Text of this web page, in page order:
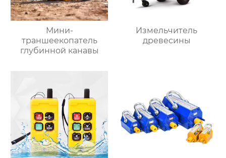
Мини-
траншеекопатель
глубинной канавы
Измельчитель
древесины